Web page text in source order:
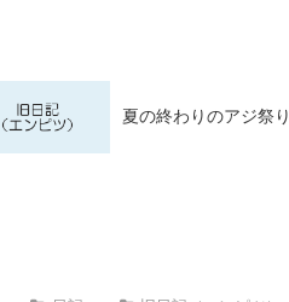
夏の終わりのアジ祭り